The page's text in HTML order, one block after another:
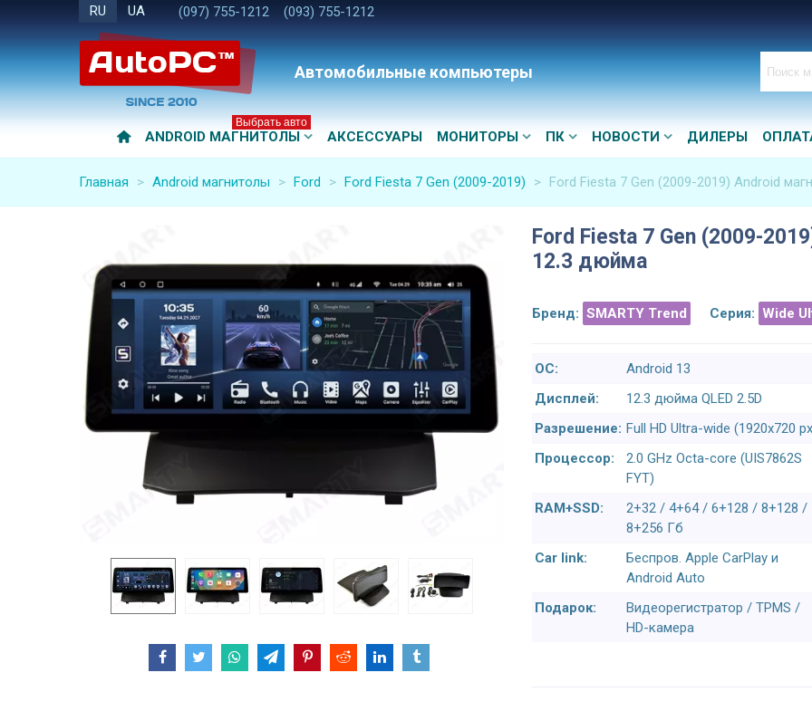
RU UA (097) 755-1212 (093) 755-1212
Автомобильные компьютеры
ANDROID МАГНИТОЛЫ
Выбрать авто
АКСЕССУАРЫ МОНИТОРЫ ПК НОВОСТИ ДИЛЕРЫ
Главная > Android магнитолы > Ford > Ford Fiesta 7 Gen (2009-2019) > Ford Fiesta 7 Gen (2009-2019) Android
Ford Fiesta 7 Gen (2009-
12.3 дюйма
Бренд: SMARTY Trend Серия: Wide
ОС:
Android 13
Дисплей:
12.3 дюйма QLED 2.5D
Разрешение: Full HD Ultra-wide (1920x720
Процессор:
2.0 GHz Octa-core (UIS7862S
FYT)
RAM+SSD:
2+32 / 4+64 / 6+128 / 8+128 /
8+256 Гб
Car link:
Беспров. Apple CarPlay и
Android Auto
Подарок:
Видеорегистратор / TPMS /
HD-камера